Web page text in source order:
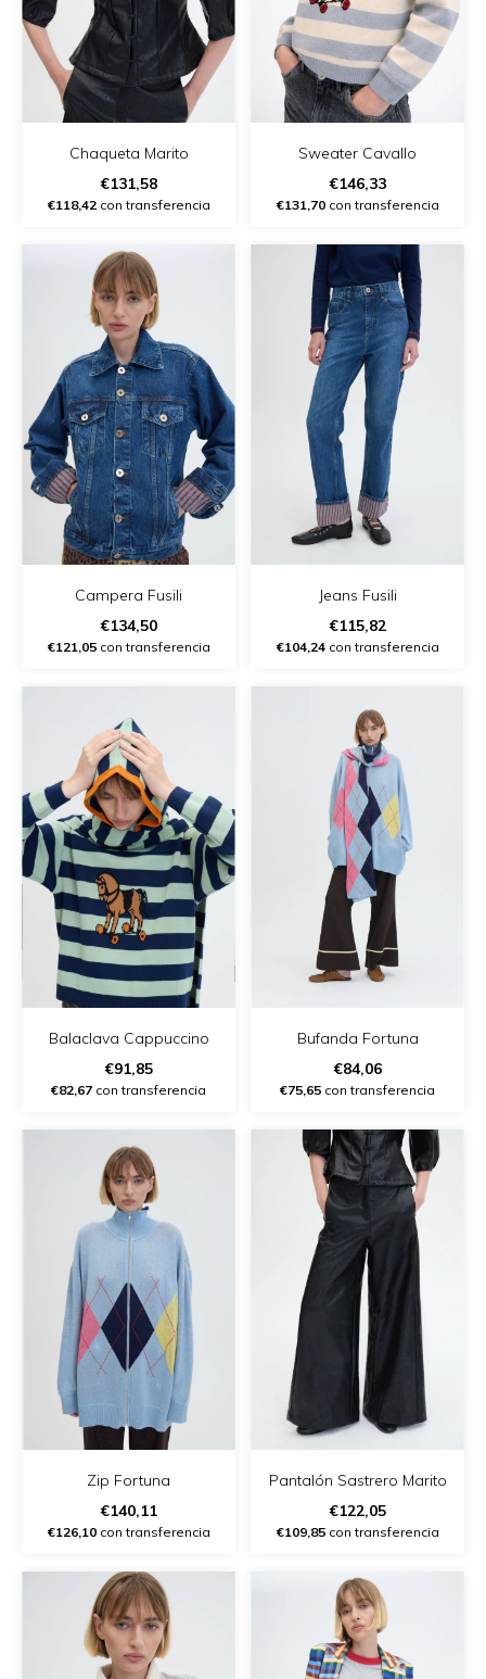
Chaqueta Marito
€131,58
€118,42con transferencia
Sweater Cavallo
€146,33
€131,70con transferencia
Campera Fusili
€134,50
€121,05con transferencia
Jeans Fusili
€115,82
€104,24con transferencia
Balaclava Cappuccino
€91,85
€82,67 con transferencia
Bufanda Fortuna
€84,06
€75,65 con transferencia
Zip Fortuna
€140,11
€126,10con transferencia
Pantalón Sastrero Marito
€122,05
€109,85con transferencia